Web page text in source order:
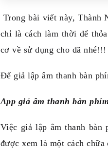
Trong bài viết này, Thành
chỉ là cách làm thời để
cơ về sử dụng cho đã nhé!!!
Để giả lập âm thanh bàn
App giả âm thanh bàn
Việc giả lập âm thanh bàn
được xem là một cách chữa